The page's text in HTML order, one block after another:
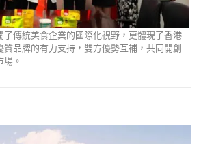
了傳統美食企業的國際化視野，更體現了香港
質品牌的有力支持，雙方優勢互補，共同開創
。